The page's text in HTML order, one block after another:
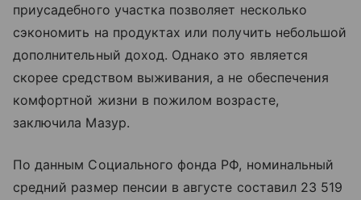
приусадебного участка позволяет несколько
сэкономить на продуктах или получить небольшой
дополнительный доход. Однако это является
скорее средством выживания, а не обеспечения
комфортной жизни в пожилом возрасте,
заключила Мазур.
По данным Социального фонда РФ, номинальный
средний размер пенсии в августе составил 23 519